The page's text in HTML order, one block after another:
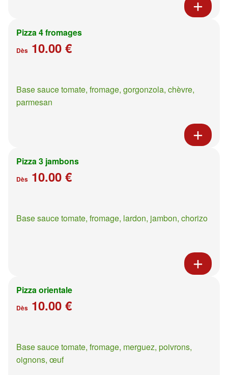
Pizza 4 fromages
Dès 10.00 €
Base sauce tomate, fromage, gorgonzola, chèvre,
parmesan
Pizza 3 jambons
Dès 10.00 €
Base sauce tomate, fromage, lardon, jambon, chorizo
Pizza orientale
Dès 10.00 €
Base sauce tomate, fromage, merguez, poivrons,
oignons, œuf